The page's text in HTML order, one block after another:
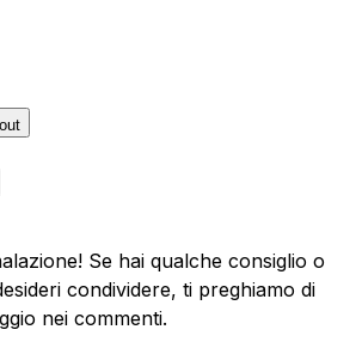
Se hai qualche consiglio o
condividere, ti preghiamo di
nei commenti.